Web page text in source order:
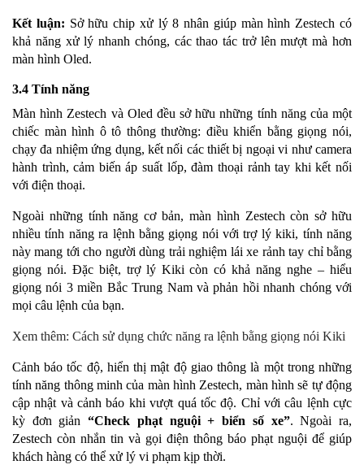
Kết luận: Sở hữu chip xử lý 8 nhân giúp màn hình Zestech có
khả năng xử lý nhanh chóng, các thao tác trở lên mượt mà hơn
màn hình Oled.
3.4 Tính năng
Màn hình Zestech và Oled đều sở hữu những tính năng của một
chiếc màn hình ô tô thông thường: điều khiển bằng giọng nói,
chạy đa nhiệm ứng dụng, kết nối các thiết bị ngoại vi như camera
hành trình, cảm biến áp suất lốp, đàm thoại rảnh tay khi kết nối
với điện thoại.
Ngoài những tính năng cơ bản, màn hình Zestech còn sở hữu
nhiều tính năng ra lệnh bằng giọng nói với trợ lý kiki, tính năng
này mang tới cho người dùng trải nghiệm lái xe rảnh tay chỉ bằng
giọng nói. Đặc biệt, trợ lý Kiki còn có khả năng nghe – hiểu
giọng nói 3 miền Bắc Trung Nam và phản hồi nhanh chóng với
mọi câu lệnh của bạn.
Xem thêm: Cách sử dụng chức năng ra lệnh bằng giọng nói Kiki
Cảnh báo tốc độ, hiển thị mật độ giao thông là một trong những
tính năng thông minh của màn hình Zestech, màn hình sẽ tự động
cập nhật và cảnh báo khi vượt quá tốc độ. Chỉ với câu lệnh cực
kỳ đơn giản“Check phạt nguội + biển số xe”. Ngoài ra,
Zestech còn nhắn tin và gọi điện thông báo phạt nguội để giúp
khách hàng có thể xử lý vi phạm kịp thời.